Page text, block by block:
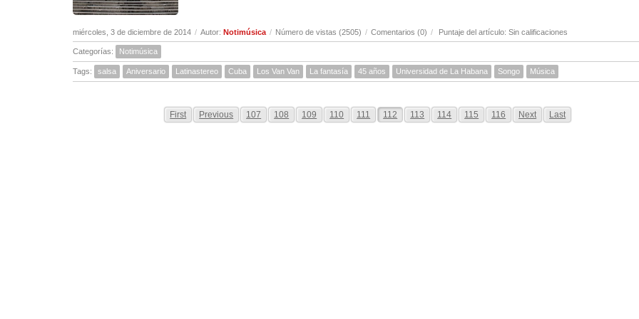
miércoles, 3 de diciembre de 2014 / Autor: Notimúsica / Número de vistas (2505) / Comentarios (0) / Puntaje del artículo: Sin calificaciones
Categorías: Notimúsica
Tags: salsa Aniversario Latinastereo Cuba Los Van Van La fantasía 45 años Universidad de La Habana Songo Música
First Previous 107 108 109 110 111 112 113 114 115 116 Next Last